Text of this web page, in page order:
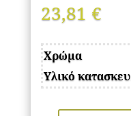
23,81 €
Χρώμα
Υλικό